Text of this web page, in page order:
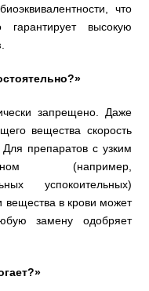
что
высокую
запрещено. Даже
вещества скорость
препаратов с узким
(например,
успокоительных)
в крови может
замену одобряет